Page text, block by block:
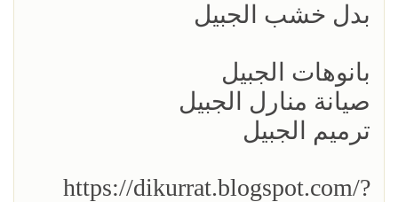
بدل خشب الجبيل
بانوهات الجبيل
صيانة منارل الجبيل
ترميم الجبيل
https://dikurrat.blogspot.com/?